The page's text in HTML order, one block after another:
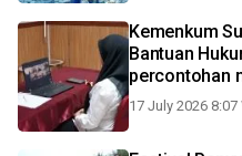
Kemenkum
Bantuan
percontohan
17 July 2026 8:07